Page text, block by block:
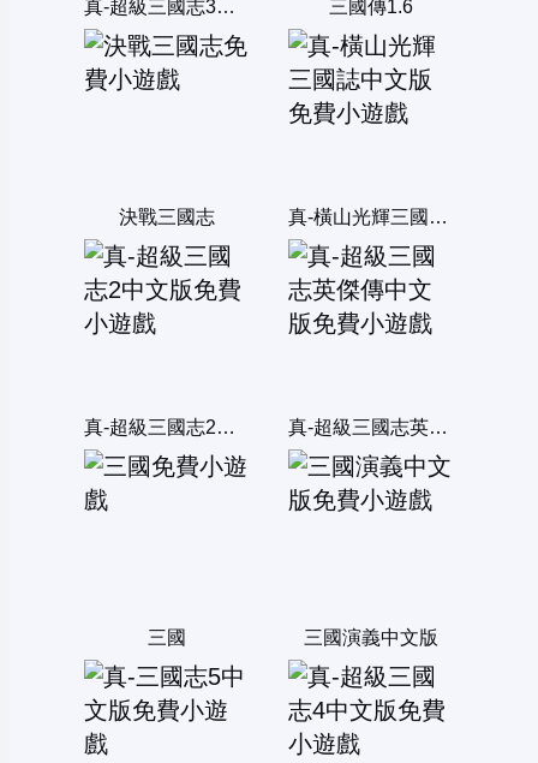
真-超級三國志3中文版 三國傳1.6
決戰三國志 真-橫山光輝三國誌中文版
真-超級三國志2中文版 真-超級三國志英傑傳中文版
三國 三國演義中文版